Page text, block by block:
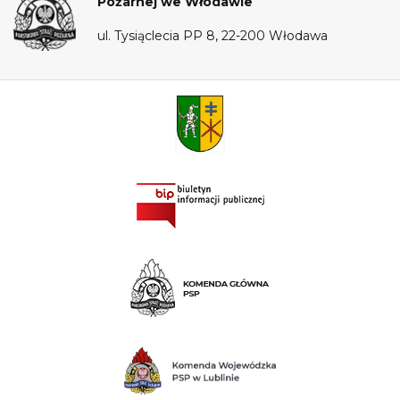
ul. Tysiąclecia PP 8, 22-200 Włodawa